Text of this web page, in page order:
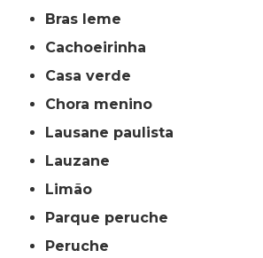
bras leme
cachoeirinha
casa verde
chora menino
lausane paulista
lauzane
limão
parque peruche
peruche